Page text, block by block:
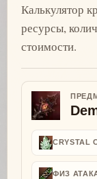
Калькулятор
ресурсы,
стоимости.
CRYSTAL
ФИЗ